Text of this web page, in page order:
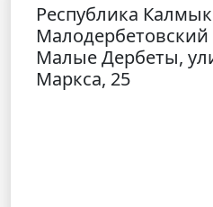
Республика
Малодербетовский
Малые Дербеты,
Маркса, 25